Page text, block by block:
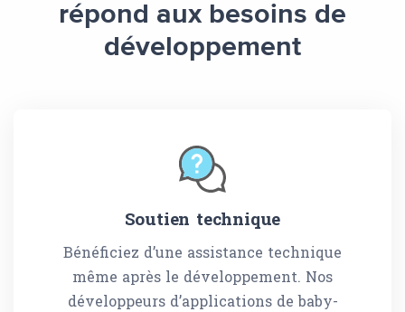
répond aux besoins de
développement
Soutien technique
Bénéficiez d’une assistance technique
même après le développement. Nos
développeurs d’applications de baby-